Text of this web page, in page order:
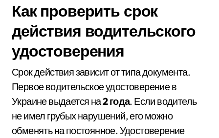
Как проверить срок
действия водительского
удостоверения
Срок действия зависит от типа документа.
Первое водительское удостоверение в
Украине выдается на2 года. Если водитель
не имел грубых нарушений, его можно
обменять на постоянное. Удостоверение